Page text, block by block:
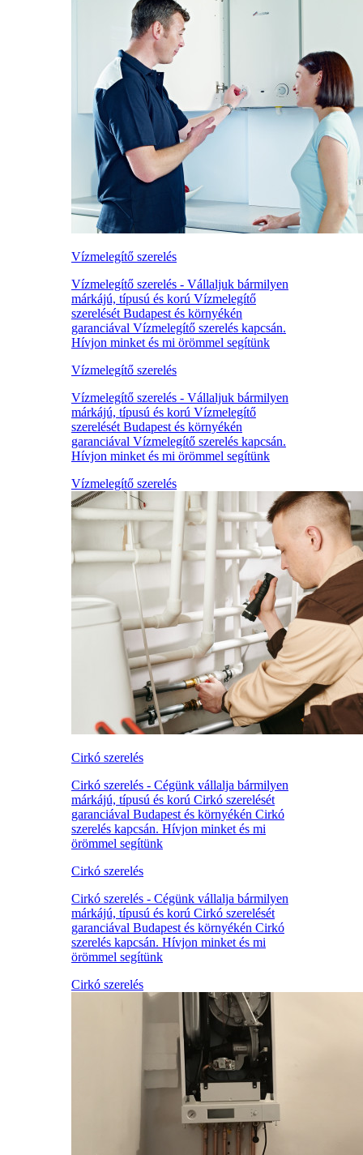
Vízmelegítő szerelés
Vízmelegítő szerelés - Vállaljuk bármilyen
márkájú, típusú és korú Vízmelegítő
szerelését Budapest és környékén
garanciával Vízmelegítő szerelés kapcsán.
Hívjon minket és mi örömmel segítünk
Vízmelegítő szerelés
Vízmelegítő szerelés - Vállaljuk bármilyen
márkájú, típusú és korú Vízmelegítő
szerelését Budapest és környékén
garanciával Vízmelegítő szerelés kapcsán.
Hívjon minket és mi örömmel segítünk
Vízmelegítő szerelés
Cirkó szerelés
Cirkó szerelés - Cégünk vállalja bármilyen
márkájú, típusú és korú Cirkó szerelését
garanciával Budapest és környékén Cirkó
szerelés kapcsán. Hívjon minket és mi
örömmel segítünk
Cirkó szerelés
Cirkó szerelés - Cégünk vállalja bármilyen
márkájú, típusú és korú Cirkó szerelését
garanciával Budapest és környékén Cirkó
szerelés kapcsán. Hívjon minket és mi
örömmel segítünk
Cirkó szerelés